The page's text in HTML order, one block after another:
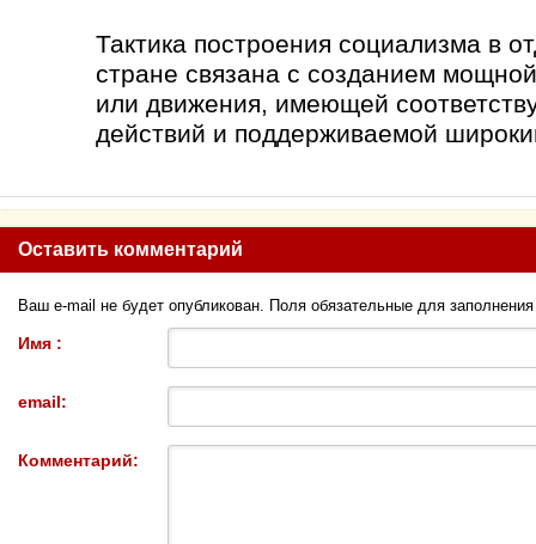
Тактика построения социализма в
стране связана с созданием
или движения, имеющей
действий и поддерживаемой
Оставить комментарий
Ваш e-mail не будет опубликован. Поля обязательные для
Имя :
email:
Комментарий: